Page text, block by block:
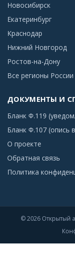
Новосибирск
Екатеринбург
Краснодар
Нижний Новгород
Ростов-на-Дону
Все регионы России
ДОКУМЕНТЫ И
Бланк Ф.119
Бланк Ф.107 (опись
О проекте
Обратная связь
Политика
© 2026 Открытый